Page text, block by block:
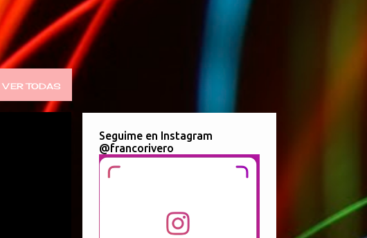
VER TODAS
Seguime en Instagram
@francorivero